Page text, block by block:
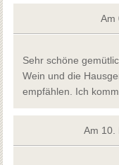
Am
Sehr schöne
Wein und die
empfählen. Ich
Am 10.